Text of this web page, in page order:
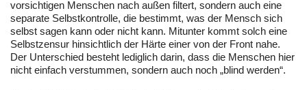
vorsichtigen Menschen nach außen filtert, sondern auch eine
separate Selbstkontrolle, die bestimmt, was der Mensch sich
selbst sagen kann oder nicht kann. Mitunter kommt solch eine
Selbstzensur hinsichtlich der Härte einer von der Front nahe.
Der Unterschied besteht lediglich darin, dass die Menschen hier
nicht einfach verstummen, sondern auch noch „blind werden“.